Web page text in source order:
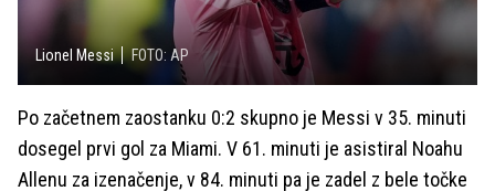
Lionel Messi FOTO: AP
Po začetnem zaostanku 0:2 skupno je Messi v 35. minuti
dosegel prvi gol za Miami. V 61. minuti je asistiral Noahu
Allenu za izenačenje, v 84. minuti pa je zadel z bele točke